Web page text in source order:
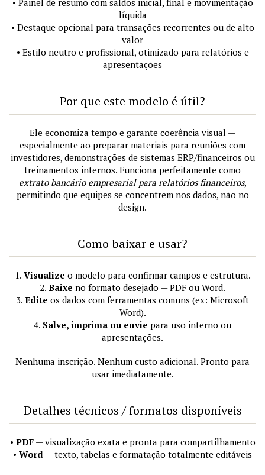
líquida
• Destaque opcional para transações recorrentes ou de alto
valor
• Estilo neutro e profissional, otimizado para relatórios e
apresentações
Por que este modelo é útil?
Ele economiza tempo e garante coerência visual —
especialmente ao preparar materiais para reuniões com
investidores, demonstrações de sistemas ERP/financeiros ou
treinamentos internos. Funciona perfeitamente como
extrato bancário empresarial para relatórios financeiros,
permitindo que equipes se concentrem nos dados, não no
design.
Como baixar e usar?
1. Visualize o modelo para confirmar campos e estrutura.
2. Baixe no formato desejado — PDF ou Word.
3. Edite os dados com ferramentas comuns (ex: Microsoft
Word).
4. Salve, imprima ou envie para uso interno ou
apresentações.
Nenhuma inscrição. Nenhum custo adicional. Pronto para
usar imediatamente.
Detalhes técnicos / formatos disponíveis
• PDF— visualização exata e pronta para compartilhamento
• Word — texto, tabelas e formatação totalmente editáveis